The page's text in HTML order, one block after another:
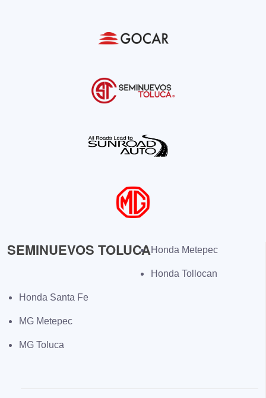
SEMINUEVOS TOLUCAHonda Metepec
Honda Tollocan
Honda Santa Fe
MG Metepec
MG Toluca